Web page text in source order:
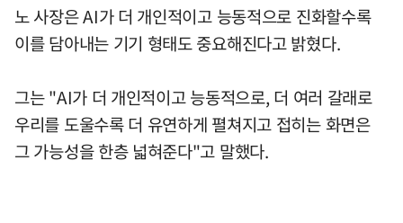
노 사장은 AI가 더 개인적이고 능동적으로 진화할수록
이를 담아내는 기기 형태도 중요해진다고 밝혔다.
그는 "AI가 더 개인적이고 능동적으로, 더 여러 갈래로
우리를 도울수록 더 유연하게 펼쳐지고 접히는 화면은
그 가능성을 한층 넓혀준다"고 말했다.